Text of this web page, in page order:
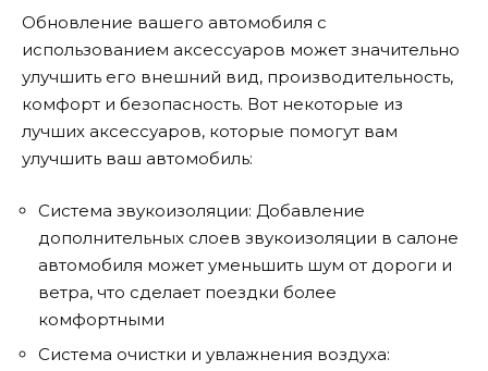
Обновление вашего автомобиля с
использованием аксессуаров может значительно
улучшить его внешний вид, производительность,
комфорт и безопасность. Вот некоторые из
лучших аксессуаров, которые помогут вам
улучшить ваш автомобиль:
Система звукоизоляции: Добавление
дополнительных слоев звукоизоляции в салоне
автомобиля может уменьшить шум от дороги и
ветра, что сделает поездки более
комфортными
Система очистки и увлажнения воздуха: